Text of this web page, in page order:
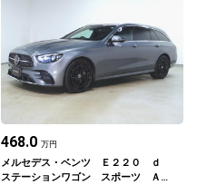
468.0 万円
メルセデス・ベンツ Ｅ２２０ ｄ
ステーションワゴン スポーツ ＡＭ